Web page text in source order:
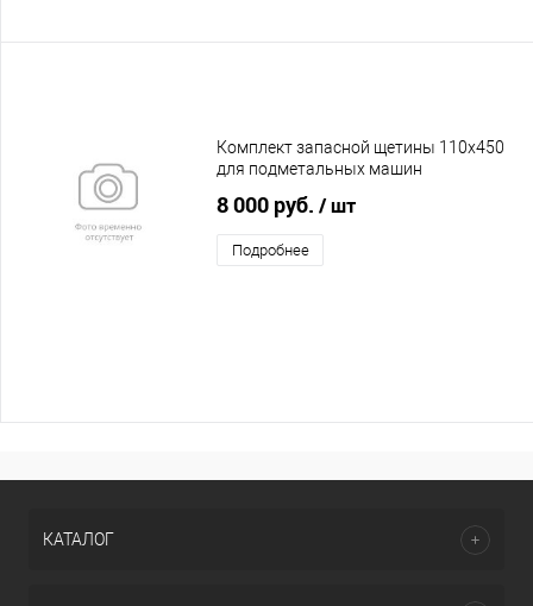
Комплект запасной щетины 110х450
для подметальных машин
8 000 руб. / шт
Подробнее
КАТАЛОГ